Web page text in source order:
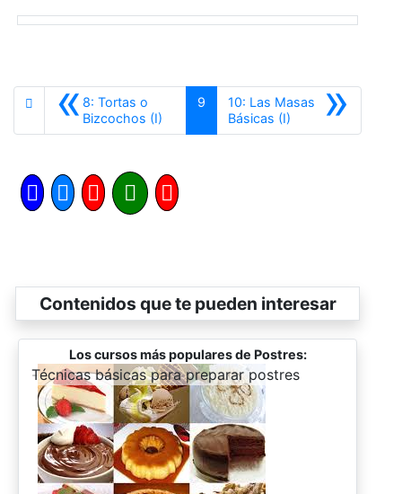
«8: Tortas o
Bizcochos (I)
9 »
10: Las Masas
Básicas (I)Siguiente
Contenidos que te pueden interesar
Los cursos más populares de Postres:
-
Técnicas básicas para preparar postres